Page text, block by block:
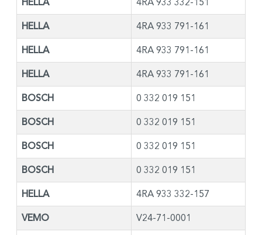
HELLA 4RA 933 791-161
HELLA 4RA 933 791-161
HELLA 4RA 933 791-161
BOSCH 0 332 019 151
BOSCH 0 332 019 151
BOSCH 0 332 019 151
BOSCH 0 332 019 151
HELLA 4RA 933 332-157
VEMO V24-71-0001